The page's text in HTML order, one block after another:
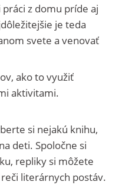
z domu príde aj
je teda
svete a venovať
ako to využiť
aktivitami.
si nejakú knihu,
deti. Spoločne si
repliky si môžete
literárnych postáv.